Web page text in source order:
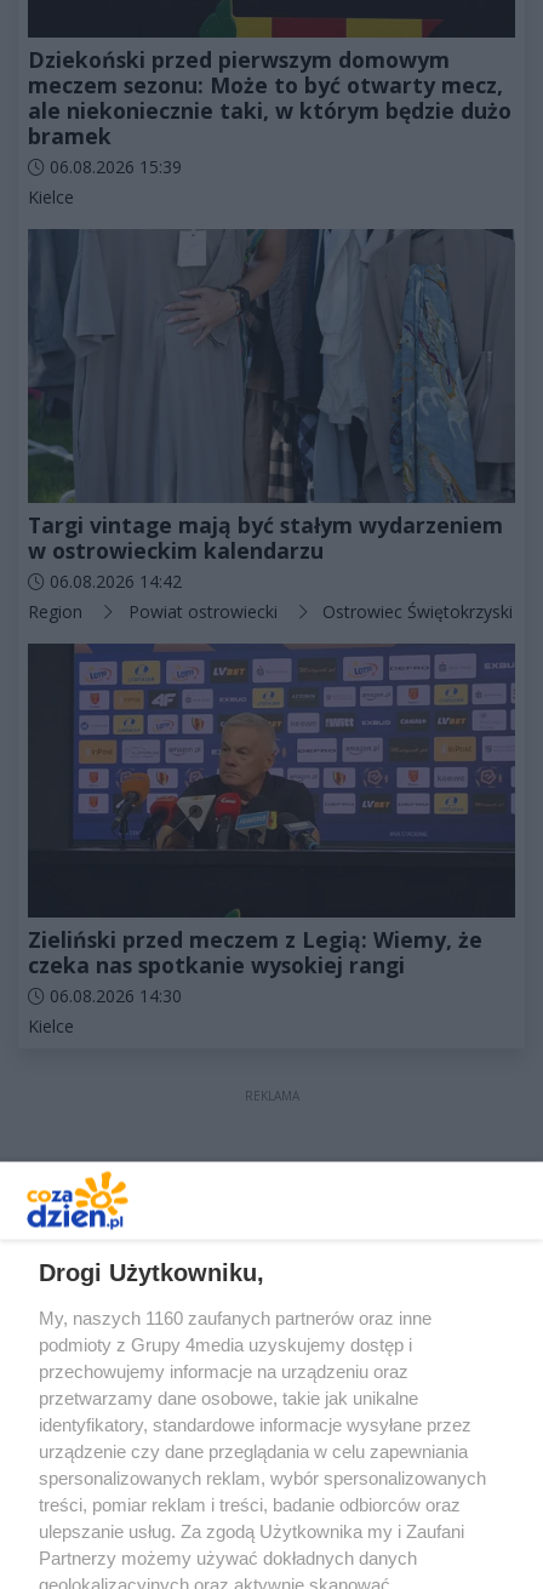
Dziekoński przed pierwszym domowym
meczem sezonu: Może to być otwarty mecz,
ale niekoniecznie taki, w którym będzie dużo
bramek
Data dodania artykułu:
06.08.2026 15:39
Kategorie artykułu:
Kielce
Targi vintage mają być stałym wydarzeniem
w ostrowieckim kalendarzu
Data dodania artykułu:
06.08.2026 14:42
Kategorie artykułu:
Region Powiat ostrowiecki Ostrowiec Świętokrzyski
Zieliński przed meczem z Legią: Wiemy, że
czeka nas spotkanie wysokiej rangi
Data dodania artykułu:
06.08.2026 14:30
Kategorie artykułu:
Kielce
REKLAMA
Prywatność Reklama Redakcja Praca Kielce
Drogi Użytkowniku,
My, naszych 1160 zaufanych partnerów oraz inne
podmioty z Grupy 4media uzyskujemy dostęp i
przechowujemy informacje na urządzeniu oraz
przetwarzamy dane osobowe, takie jak unikalne
identyfikatory, standardowe informacje wysyłane przez
urządzenie czy dane przeglądania w celu zapewniania
spersonalizowanych reklam, wybór spersonalizowanych
treści, pomiar reklam i treści, badanie odbiorców oraz
ulepszanie usług. Za zgodą Użytkownika my i Zaufani
Partnerzy możemy używać dokładnych danych
geolokalizacyjnych oraz aktywnie skanować